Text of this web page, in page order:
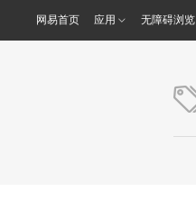
网易首页 应用 无障碍浏览